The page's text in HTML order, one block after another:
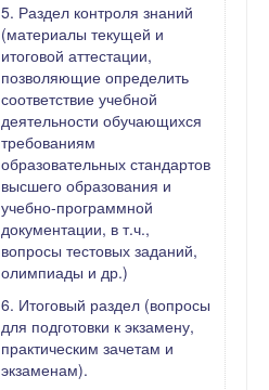
5. Раздел контроля знаний
(материалы текущей и
итоговой аттестации,
позволяющие определить
соответствие учебной
деятельности обучающихся
требованиям
образовательных стандартов
высшего образования и
учебно-программной
документации, в т.ч.,
вопросы тестовых заданий,
олимпиады и др.)
6. Итоговый раздел (вопросы
для подготовки к экзамену,
практическим зачетам и
экзаменам).